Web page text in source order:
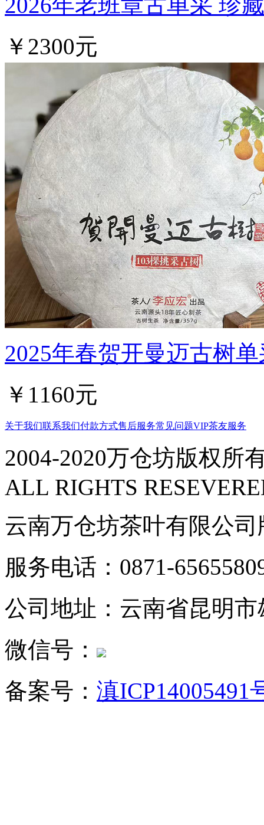
￥2300元
2025年春贺开曼迈古树
￥1160元
关于我们联系我们付款方式售后服务常见问题VIP茶友服务
2004-2020万仓坊版权所
ALL RIGHTS
云南万仓坊茶叶有限公
服务电话：0871-
公司地址：云南省昆明
微信号：
备案号： 滇ICP14005491